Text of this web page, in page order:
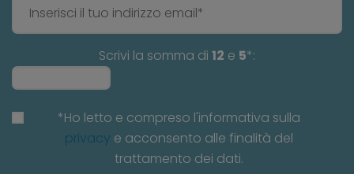
Scrivi la somma di 12 e 5*:
*Ho letto e compreso l'informativa sulla
privacy e acconsento alle finalità del
trattamento dei dati.